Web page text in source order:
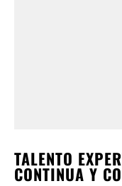
TALENTO
CONTINUA Y